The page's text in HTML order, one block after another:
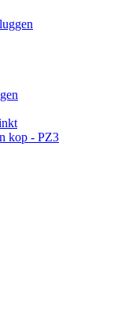
kop - PZ3